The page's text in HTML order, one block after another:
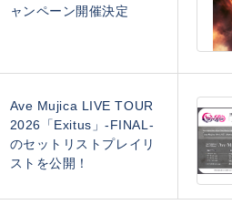
ャンペーン開催決定
Ave Mujica LIVE TOUR
2026「Exitus」-FINAL-
のセットリストプレイリ
ストを公開！